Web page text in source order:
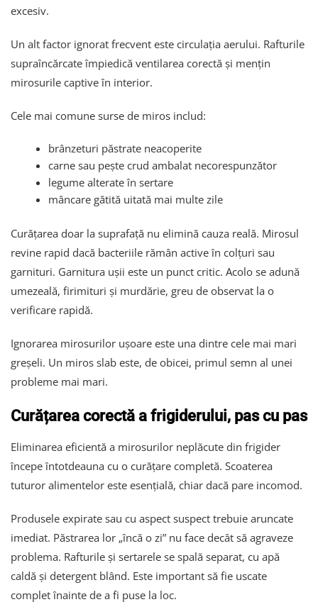
excesiv.
Un alt factor ignorat frecvent este circulația aerului. Rafturile
supraîncărcate împiedică ventilarea corectă și mențin
mirosurile captive în interior.
Cele mai comune surse de miros includ:
brânzeturi păstrate neacoperite
carne sau pește crud ambalat necorespunzător
legume alterate în sertare
mâncare gătită uitată mai multe zile
Curățarea doar la suprafață nu elimină cauza reală. Mirosul
revine rapid dacă bacteriile rămân active în colțuri sau
garnituri. Garnitura ușii este un punct critic. Acolo se adună
umezeală, firimituri și murdărie, greu de observat la o
verificare rapidă.
Ignorarea mirosurilor ușoare este una dintre cele mai mari
greșeli. Un miros slab este, de obicei, primul semn al unei
probleme mai mari.
Curățarea corectă a frigiderului, pas cu pas
Eliminarea eficientă a mirosurilor neplăcute din frigider
începe întotdeauna cu o curățare completă. Scoaterea
tuturor alimentelor este esențială, chiar dacă pare incomod.
Produsele expirate sau cu aspect suspect trebuie aruncate
imediat. Păstrarea lor „încă o zi” nu face decât să agraveze
problema. Rafturile și sertarele se spală separat, cu apă
caldă și detergent blând. Este important să fie uscate
complet înainte de a fi puse la loc.